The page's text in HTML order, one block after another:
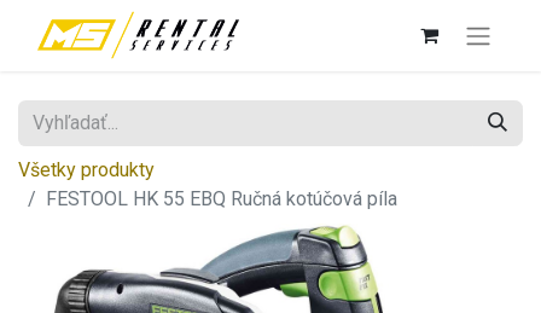
Všetky produkty
FESTOOL HK 55 EBQ Ručná kotúčová píla